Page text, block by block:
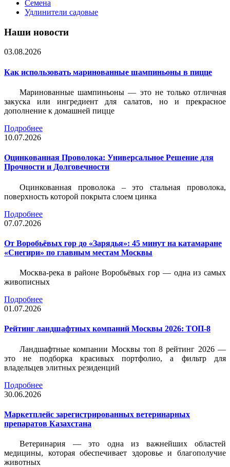
Семена
Удлинители садовые
Наши новости
03.08.2026
Как использовать маринованные шампиньоны в пицце
Маринованные шампиньоны — это не только отличная
закуска или ингредиент для салатов, но и прекрасное
дополнение к домашней пицце
Подробнее
10.07.2026
Оцинкованная Проволока: Универсальное Решение для
Прочности и Долговечности
Оцинкованная проволока – это стальная проволока,
поверхность которой покрыта слоем цинка
Подробнее
07.07.2026
От Воробьёвых гор до «Зарядья»: 45 минут на катамаране
«Снегири» по главным местам Москвы
Москва-река в районе Воробьёвых гор — одна из самых
живописных
Подробнее
01.07.2026
Рейтинг ландшафтных компаний Москвы 2026: ТОП-8
Ландшафтные компании Москвы топ 8 рейтинг 2026 —
это не подборка красивых портфолио, а фильтр для
владельцев элитных резиденций
Подробнее
30.06.2026
Маркетплейс зарегистрированных ветеринарных
препаратов Казахстана
Ветеринария — это одна из важнейших областей
медицины, которая обеспечивает здоровье и благополучие
животных